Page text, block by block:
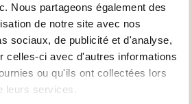
Nous partageons également des
de notre site avec nos
sociaux, de publicité et d'analyse,
celles-ci avec d'autres informations
ou qu'ils ont collectées lors
leurs services.
atteint ce niveau:
le contenu essentiel de sujets
dans un texte complexe, y
technique dans sa